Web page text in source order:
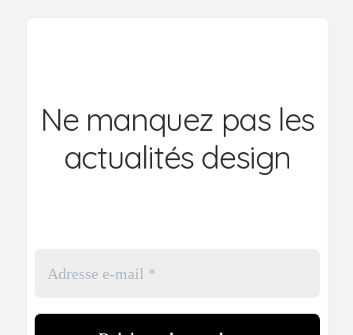
Ne manquez pas les
actualités design